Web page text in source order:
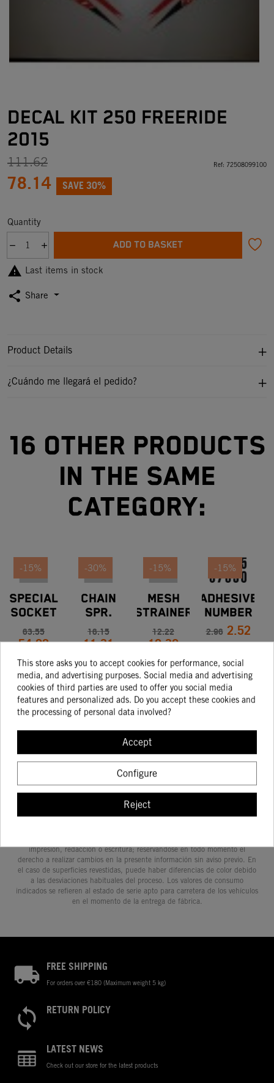
DECAL KIT 250 FREERIDE
2015
111.62
78.14 SAVE 30%
Ref: 72508099100
Quantity
ADD TO BASKET
 Last items in stock
share Share
Product Details
¿Cuándo me llegará el pedido?
16 other products
in the same
category:
-15%
SPECIAL
SOCKET
SAFE
63.55
54.02
BUY
-30%
CHAIN
SPR.
COV.
450/525
16.15
11.31
BUY
-15%
MESH
STRAINER
CPL.
12.22
10.39
BUY
-15%
ADHESIVE
NUMBER
6 3
PIECES
2.96 2.52
BUY
Determinadas características de los vehículos que aparecen en las
imágenes muestran equipamiento opcional, disponible por un coste
adicional. Todos los datos relativos al contenido del suministro, aspecto,
impresión, redacción o escritura; reservándose en todo momento el
derecho a realizar cambios en la presente información sin aviso previo. En
el caso de superficies revestidas, puede haber diferencias de color debido
a las desviaciones habituales del proceso. Los valores de consumo
indicados se refieren al estado de serie apto para carretera de los vehículos
en el momento de la entrega de fábrica.
FREE SHIPPING
For orders over €180 (Maximum weight 5 kg)
RETURN POLICY
LATEST NEWS
Check out our store for the latest products
This store asks you to accept cookies for performance, social
media, and advertising purposes. Social media and advertising
cookies of third parties are used to offer you social media
features and personalized ads. Do you accept these cookies and
the processing of personal data involved?
Accept
Configure
Reject